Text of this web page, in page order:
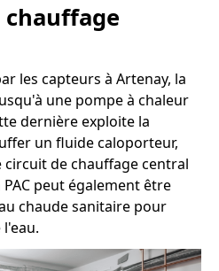
chauffage
les capteurs à Artenay, la
une pompe à chaleur
dernière exploite la
un fluide caloporteur,
de chauffage central
peut également être
chaude sanitaire pour